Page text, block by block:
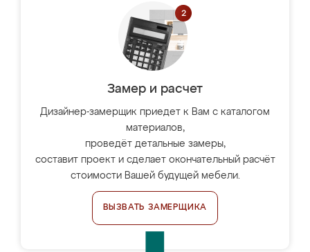
Замер и расчет
Дизайнер-замерщик приедет к Вам с каталогом
материалов,
проведёт детальные замеры,
составит проект и сделает окончательный расчёт
стоимости Вашей будущей мебели.
ВЫЗВАТЬ ЗАМЕРЩИКА